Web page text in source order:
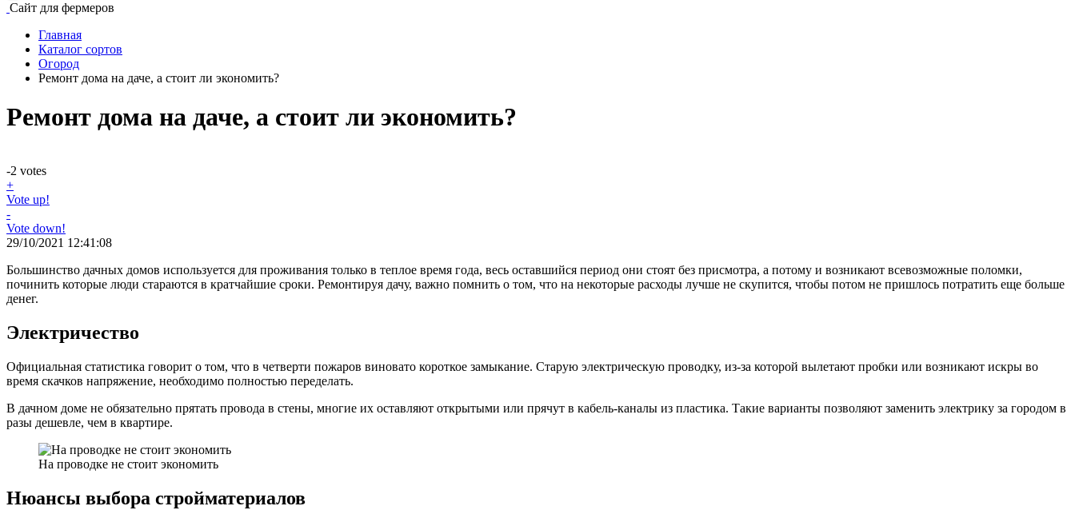
Сайт для фермеров
Главная
Каталог сортов
Огород
Ремонт дома на даче, а стоит ли экономить?
Ремонт дома на даче, а стоит ли экономить?
-2 votes
+
Vote up!
-
Vote down!
29/10/2021 12:41:08
Большинство дачных домов используется для проживания только в теплое время года, весь оставшийся период они стоят без присмотра, а потому и возникают всевозможные поломки,
починить которые люди стараются в кратчайшие сроки. Ремонтируя дачу, важно помнить о том, что на некоторые расходы лучше не скупится, чтобы потом не пришлось потратить еще больше
денег.
Электричество
Официальная статистика говорит о том, что в четверти пожаров виновато короткое замыкание. Старую электрическую проводку, из-за которой вылетают пробки или возникают искры во
время скачков напряжение, необходимо полностью переделать.
В дачном доме не обязательно прятать провода в стены, многие их оставляют открытыми или прячут в кабель-каналы из пластика. Такие варианты позволяют заменить электрику за городом в
разы дешевле, чем в квартире.
На проводке не стоит экономить
Нюансы выбора стройматериалов